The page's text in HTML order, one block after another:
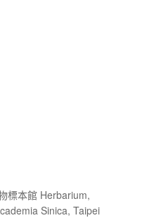
標本館 Herbarium,
Sinica, Taipei